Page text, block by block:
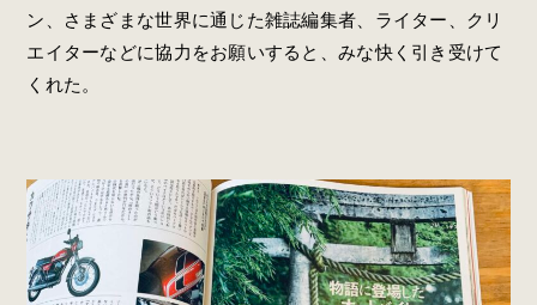
ン、さまざまな世界に通じた雑誌編集者、ライター、クリ
エイターなどに協力をお願いすると、みな快く引き受けて
くれた。